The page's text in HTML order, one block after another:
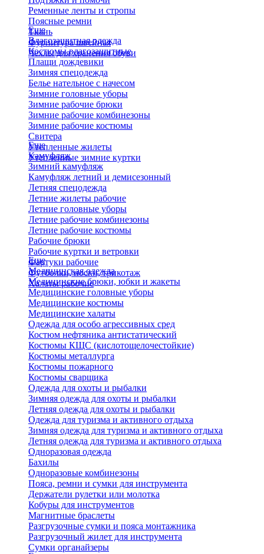
Ременные ленты и стропы
Поясные ремни
Ткань
Фурнитура швейная
Чехлы для хранения обуви
Еще
Влагозащитная одежда
Костюмы влагозащитные
Плащи дождевики
Зимняя спецодежда
Белье нательное с начесом
Зимние головные уборы
Зимние рабочие брюки
Зимние рабочие комбинезоны
Зимние рабочие костюмы
Свитера
Утепленные жилеты
Утепленные зимние куртки
Еще
Камуфляж
Зимний камуфляж
Камуфляж летний и демисезонный
Летняя спецодежда
Летние жилеты рабочие
Летние головные уборы
Летние рабочие комбинезоны
Летние рабочие костюмы
Рабочие брюки
Рабочие куртки и ветровки
Фартуки рабочие
Футболки, носки, трикотаж
Халаты рабочие
Еще
Медицинская одежда
Медицинские брюки, юбки и жакеты
Медицинские головные уборы
Медицинские костюмы
Медицинские халаты
Одежда для особо агрессивных сред
Костюм нефтяника антистатический
Костюмы КЩС (кислотощелочестойкие)
Костюмы металлурга
Костюмы пожарного
Костюмы сварщика
Одежда для охоты и рыбалки
Зимняя одежда для охоты и рыбалки
Летняя одежда для охоты и рыбалки
Одежда для туризма и активного отдыха
Зимняя одежда для туризма и активного отдыха
Летняя одежда для туризма и активного отдыха
Одноразовая одежда
Бахилы
Одноразовые комбинезоны
Пояса, ремни и сумки для инструмента
Держатели рулетки или молотка
Кобуры для инструментов
Магнитные браслеты
Разгрузочные сумки и пояса монтажника
Разгрузочный жилет для инструмента
Сумки органайзеры